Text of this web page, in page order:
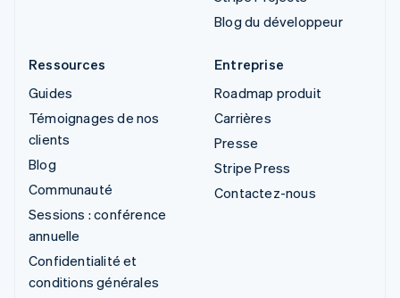
Blog du développeur
Ressources
Guides
Témoignages de nos
clients
Blog
Communauté
Sessions : conférence
annuelle
Confidentialité et
conditions générales
Entreprise
Roadmap produit
Carrières
Presse
Stripe Press
Contactez-nous